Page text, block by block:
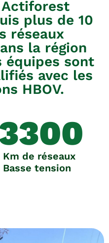
plus de 10
réseaux
la région
équipes sont
avec les
HBOV.
Km de réseaux
Basse tension